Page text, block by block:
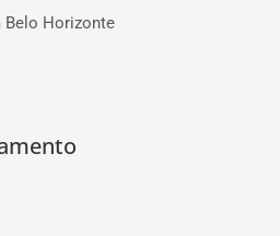
Belo Horizonte